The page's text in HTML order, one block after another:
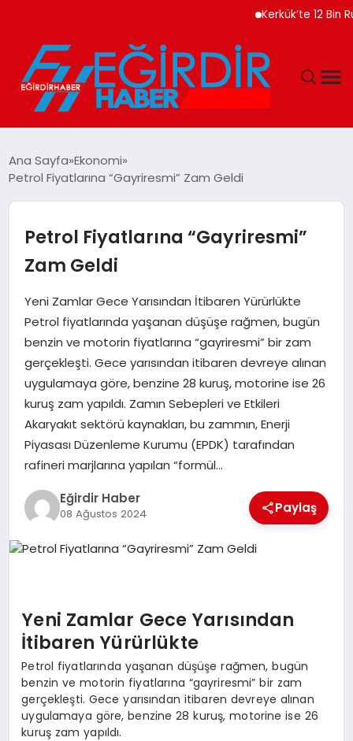
Kerkük’te 12 Bin
EĞITIM
EKONOMI
GÜNDEM
MAGAZIN
SIYASET
SPOR
TEKNOLOJI
YAŞAM
Ana Sayfa Ekonomi
Petrol Fiyatlarına “Gayriresmi” Zam Geldi
Petrol Fiyatlarına “Gayriresmi”
Zam Geldi
Yeni Zamlar Gece Yarısından İtibaren Yürürlükte
Petrol fiyatlarında yaşanan düşüşe rağmen, bugün
benzin ve motorin fiyatlarına “gayriresmi” bir zam
gerçekleşti. Gece yarısından itibaren devreye alınan
uygulamaya göre, benzine 28 kuruş, motorine ise 26
kuruş zam yapıldı. Zamın Sebepleri ve Etkileri
Akaryakıt sektörü kaynakları, bu zammın, Enerji
Piyasası Düzenleme Kurumu (EPDK) tarafından
rafineri marjlarına yapılan “formül…
Eğirdir Haber
08 Ağustos 2024 Paylaş
Yeni Zamlar Gece Yarısından
İtibaren Yürürlükte
Petrol fiyatlarında yaşanan düşüşe rağmen, bugün
benzin ve motorin fiyatlarına “gayriresmi” bir zam
gerçekleşti. Gece yarısından itibaren devreye alınan
uygulamaya göre, benzine 28 kuruş, motorine ise 26
kuruş zam yapıldı.